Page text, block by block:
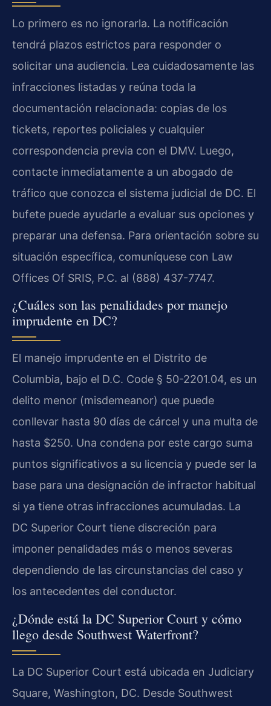
Lo primero es no ignorarla. La notificación
tendrá plazos estrictos para responder o
solicitar una audiencia. Lea cuidadosamente las
infracciones listadas y reúna toda la
documentación relacionada: copias de los
tickets, reportes policiales y cualquier
correspondencia previa con el DMV. Luego,
contacte inmediatamente a un abogado de
tráfico que conozca el sistema judicial de DC. El
bufete puede ayudarle a evaluar sus opciones y
preparar una defensa. Para orientación sobre su
situación específica, comuníquese con Law
Offices Of SRIS, P.C. al (888) 437-7747.
¿Cuáles son las penalidades por manejo
imprudente en DC?
El manejo imprudente en el Distrito de
Columbia, bajo el D.C. Code § 50-2201.04, es un
delito menor (misdemeanor) que puede
conllevar hasta 90 días de cárcel y una multa de
hasta $250. Una condena por este cargo suma
puntos significativos a su licencia y puede ser la
base para una designación de infractor habitual
si ya tiene otras infracciones acumuladas. La
DC Superior Court tiene discreción para
imponer penalidades más o menos severas
dependiendo de las circunstancias del caso y
los antecedentes del conductor.
¿Dónde está la DC Superior Court y cómo
llego desde Southwest Waterfront?
La DC Superior Court está ubicada en Judiciary
Square, Washington, DC. Desde Southwest